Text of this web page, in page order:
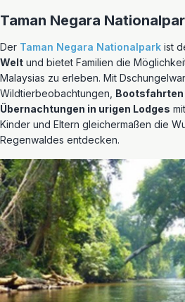
Taman Negara
Der Taman Negara Nationalpark ist
Welt und bietet Familien die
Malaysias zu erleben. Mit
Wildtierbeobachtungen, Bootsfahrten
Übernachtungen in urigen Lodges
Kinder und Eltern gleichermaßen die
Regenwaldes entdecken.